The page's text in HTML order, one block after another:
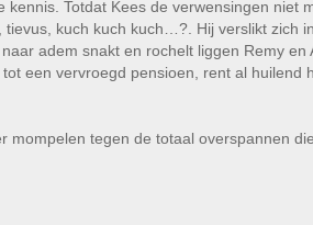
kennis. Totdat Kees de verwensingen niet
kuch kuch kuch…?. Hij verslikt zich
adem snakt en rochelt liggen Remy en
een vervroegd pensioen, rent al huilend
mompelen tegen de totaal overspannen